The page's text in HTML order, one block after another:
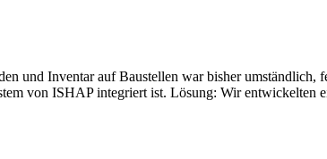
und Inventar auf Baustellen war bisher
von ISHAP integriert ist. Lösung: Wir